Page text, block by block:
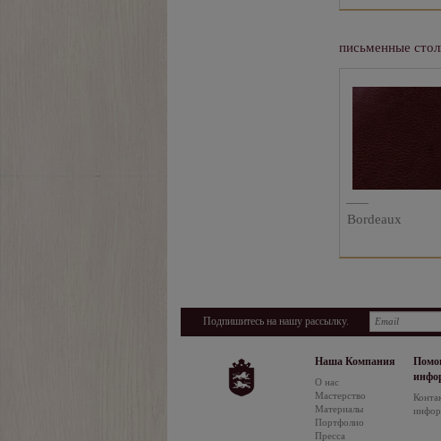
письменные
Bordeaux
Подпишитесь на нашу рассылку.
Наша Компания
О нас
Мастерство
Материалы
Портфолио
Пресса